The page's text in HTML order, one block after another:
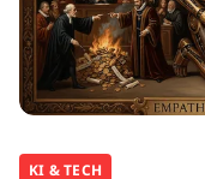
KI & TECH